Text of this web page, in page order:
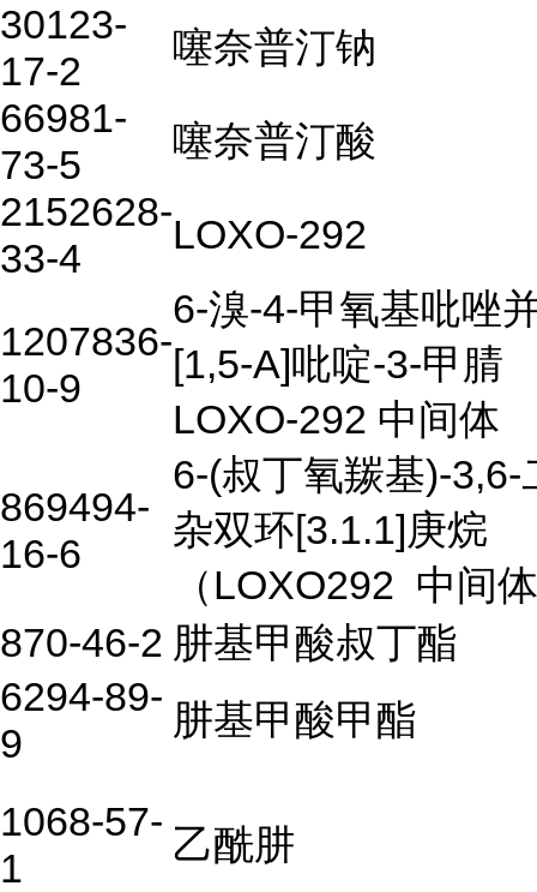
30123-
17-2
噻奈普汀钠
66981-
73-5
噻奈普汀酸
2152628-
33-4
LOXO-292
1207836-
10-9
6-溴-4-甲氧基吡唑
[1,5-A]吡啶-3-甲腈
LOXO-292 中间体
869494-
16-6
6-(叔丁氧羰基)-3,6-
杂双环[3.1.1]庚烷
（LOXO292 中间
870-46-2 肼基甲酸叔丁酯
6294-89-
9
肼基甲酸甲酯
1068-57-
1
乙酰肼